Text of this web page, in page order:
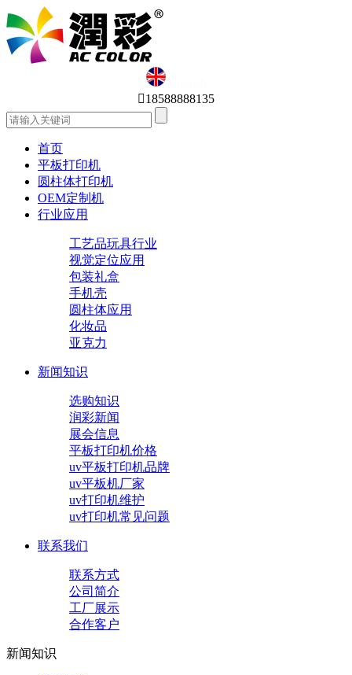
English
18588888135
首页
平板打印机
圆柱体打印机
OEM定制机
行业应用
工艺品玩具行业
视觉定位应用
包装礼盒
手机壳
圆柱体应用
化妆品
亚克力
新闻知识
选购知识
润彩新闻
展会信息
平板打印机价格
uv平板打印机品牌
uv平板机厂家
uv打印机维护
uv打印机常见问题
联系我们
联系方式
公司简介
工厂展示
合作客户
新闻知识